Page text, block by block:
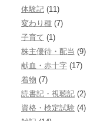
体験記 (11)
変わり種 (7)
子育て (1)
株主優待・配当 (9)
献血・赤十字 (17)
着物 (7)
読書記・視聴記 (2)
資格・検定試験 (4)